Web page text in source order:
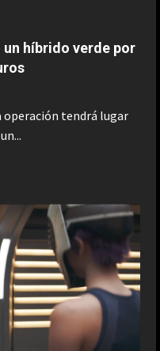
híbrido verde por
operación tendrá lugar